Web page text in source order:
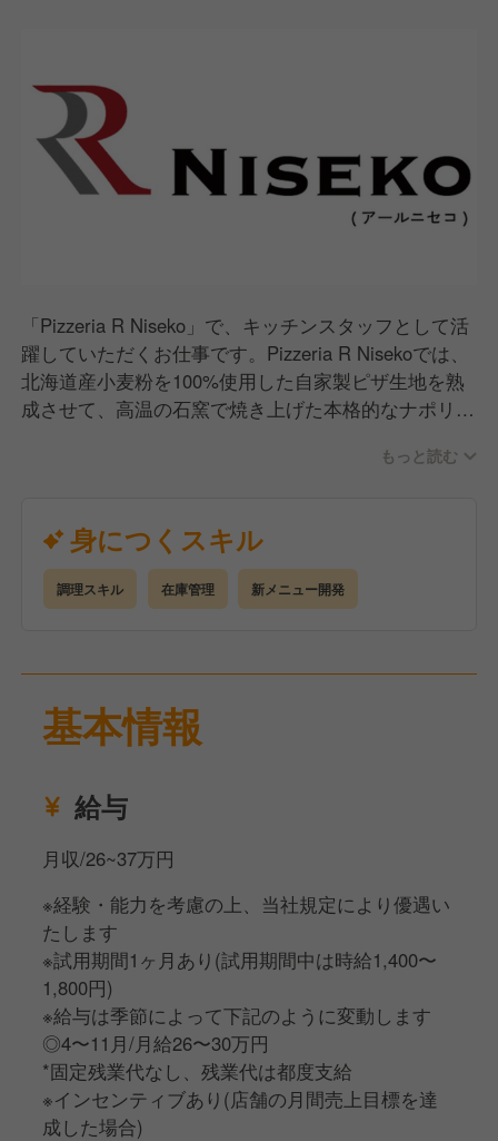
「Pizzeria R Niseko」で、キッチンスタッフとして活
躍していただくお仕事です。Pizzeria R Nisekoでは、
北海道産小麦粉を100%使用した自家製ピザ生地を熟
成させて、高温の石窯で焼き上げた本格的なナポリピ
〈仕事の一例〉
・仕込み、仕入れ、調理
・在庫管理、棚卸し
・新メニューの開発
もっと読む
身につくスキル
調理スキル 在庫管理 新メニュー開発
基本情報
給与
月収/26~37万円
※経験・能力を考慮の上、当社規定により優遇い
たします
※試用期間1ヶ月あり(試用期間中は時給1,400〜
1,800円)
※給与は季節によって下記のように変動します
◎4〜11月/月給26〜30万円
*固定残業代なし、残業代は都度支給
※インセンティブあり(店舗の月間売上目標を達
成した場合)